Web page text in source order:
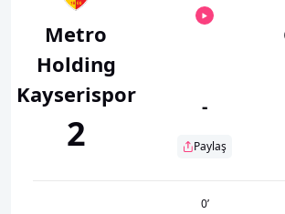
Metro
Holding
Kayserispor
2
-
Paylaş
0’